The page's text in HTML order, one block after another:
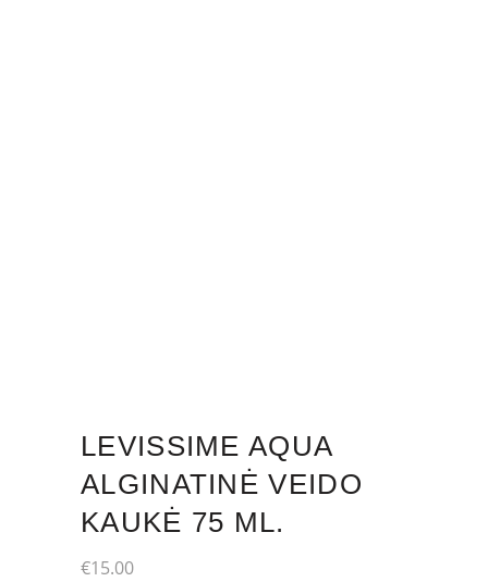
LEVISSIME AQUA
ALGINATINĖ VEIDO
KAUKĖ 75 ML.
€15.00